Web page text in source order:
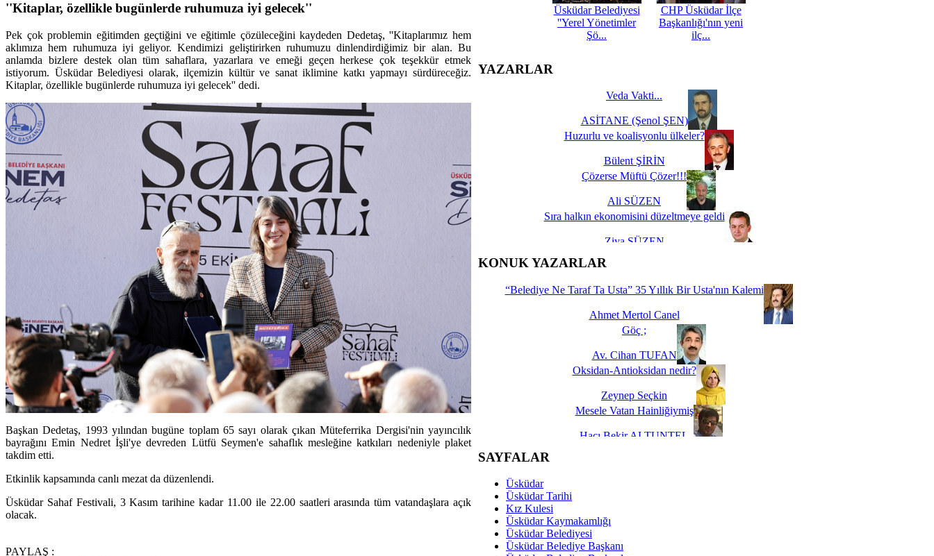
''Kitaplar, özellikle bugünlerde ruhumuza iyi gelecek''
Pek çok problemin eğitimden geçtiğini ve eğitimle çözüleceğini kaydeden Dedetaş, ''Kitaplarımız hem
aklımıza hem ruhumuza iyi geliyor. Kendimizi geliştirirken ruhumuzu dinlendirdiğimiz bir alan. Bu
anlamda bizlere destek olan tüm sahaflara, yazarlara ve emeği geçen herkese çok teşekkür etmek
istiyorum. Üsküdar Belediyesi olarak, ilçemizin kültür ve sanat iklimine katkı yapmayı sürdüreceğiz.
Kitaplar, özellikle bugünlerde ruhumuza iyi gelecek'' dedi.
Başkan Dedetaş, 1993 yılından bugüne toplam 65 sayı olarak çıkan Müteferrika Dergisi'nin yayıncılık
bayrağını Emin Nedret İşli'ye devreden Lütfü Seymen'e sahaflık mesleğine katkıları nedeniyle plaket
takdim etti.
Etkinlik kapsamında canlı mezat da düzenlendi.
Üsküdar Sahaf Festivali, 3 Kasım tarihine kadar 11.00 ile 22.00 saatleri arasında tüm vatandaşlara açık
olacak.
PAYLAŞ :
Üsküdar Belediyesi
''Yerel Yönetimler
Şö...
CHP Üsküdar İlçe
Başkanlığı'nın yeni
ilç...
YAZARLAR
Veda Vakti...
ASİTANE (Şenol ŞEN)
Huzurlu ve koalisyonlu ülkeler?
Bülent ŞİRİN
Çözerse Müftü Çözer!!!
Ali SÜZEN
Sıra halkın ekonomisini düzeltmeye geldi
Ziya SÜZEN
İşte Biz buyuz...
KONUK YAZARLAR
“Belediye Ne Taraf Ta Usta” 35 Yıllık Bir Usta'nın Kalemi
Ahmet Mertol Canel
Göç ;
Av. Cihan TUFAN
Oksidan-Antioksidan nedir?
Zeynep Seçkin
Mesele Vatan Hainliğiymiş
Hacı Bekir ALTUNTEL
Dünya Fani, Ama Kısa Bir Süre De Olsa Burdayız
Savaş ŞENEL
Hukukun Adaleti Kalmadı Üstadım!
SAYFALAR
Üsküdar
Üsküdar Tarihi
Kız Kulesi
Üsküdar Kaymakamlığı
Üsküdar Belediyesi
Üsküdar Belediye Başkanı